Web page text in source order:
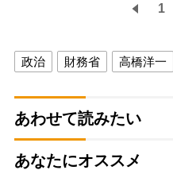
1
政治 財務省 高橋洋一
あわせて読みたい
あなたにオススメ